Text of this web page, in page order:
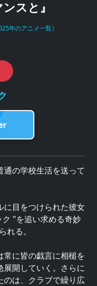
スと』
年のアニメ一覧）
通の学校生活を送って
に目をつけられた彼女
"を追い求める奇妙
れる。
常に皆の戯言に相槌を
展開していく。さらに
のは、クラブで繰り広